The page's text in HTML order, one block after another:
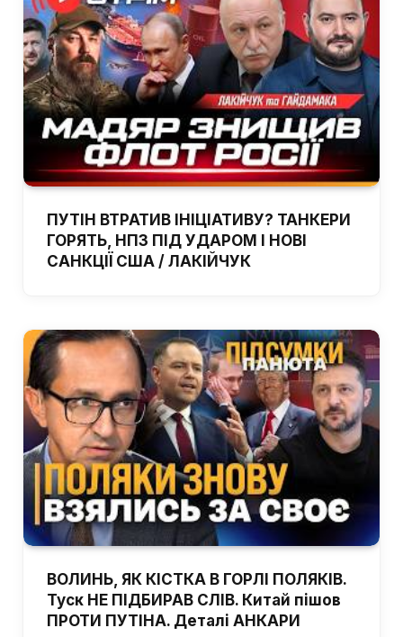
ПУТІН ВТРАТИВ ІНІЦІАТИВУ? ТАНКЕРИ
ГОРЯТЬ, НПЗ ПІД УДАРОМ І НОВІ
САНКЦІЇ США / ЛАКІЙЧУК
ВОЛИНЬ, ЯК КІСТКА В ГОРЛІ ПОЛЯКІВ.
Туск НЕ ПІДБИРАВ СЛІВ. Китай пішов
ПРОТИ ПУТІНА. Деталі АНКАРИ